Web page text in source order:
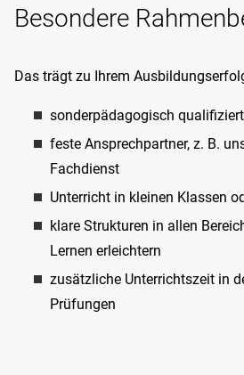
Besondere
Das trägt zu Ihrem
sonderpädagogisch
feste Ansprechpartner, z. B.
Fachdienst
Unterricht in kleinen Klassen
klare Strukturen in allen
Lernen erleichtern
zusätzliche Unterrichtszeit in
Prüfungen